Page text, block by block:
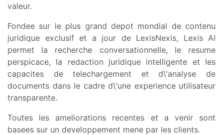
valeur.
Fondee sur le plus grand depot mondial de contenu
juridique exclusif et a jour de LexisNexis, Lexis AI
permet la recherche conversationnelle, le resume
perspicace, la redaction juridique intelligente et les
capacites de telechargement et d\'analyse de
documents dans le cadre d\'une experience utilisateur
transparente.
Toutes les ameliorations recentes et a venir sont
basees sur un developpement mene par les clients.